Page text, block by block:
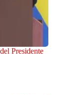
Presidente